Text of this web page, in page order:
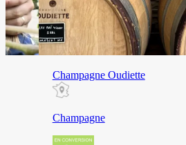
Champagne Oudiette
Champagne